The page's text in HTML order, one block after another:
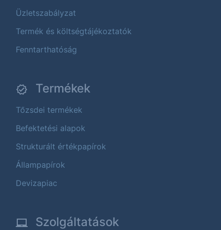
Üzletszabályzat
Termék és költségtájékoztatók
Fenntarthatóság
Termékek
Tőzsdei termékek
Befektetési alapok
Strukturált értékpapírok
Állampapírok
Devizapiac
Szolgáltatások